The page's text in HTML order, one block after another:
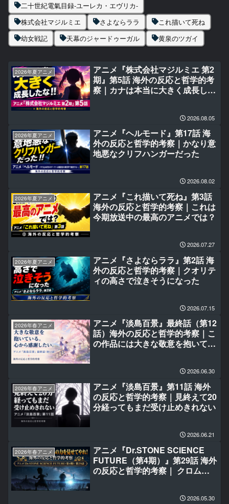
二十世紀電氣目録-ユーレカ・エヴリカ-
株式会社マジルミエ
さよならララ
これ描いて死ね
幼女戦記
天幕のジャードゥーガル 黄泉のツガイ
2026年夏アニメ
アニメ『株式会社マジルミエ 第2
期』第5話 海外の反応と哲学的考
察｜カナは本当に大きく成長した
2026.08.05
2026年夏アニメ
アニメ『ヘルモード』第17話 海
外の反応と哲学的考察｜かなり意
地悪なクリフハンガーだった
2026.08.02
2026年夏アニメ
アニメ『これ描いて死ね』第3話
海外の反応と哲学的考察｜これは
今期放送中の最高のアニメでは？
2026.07.27
2026年夏アニメ
アニメ『さよならララ』第2話 海
外の反応と哲学的考察｜クオリテ
ィの高さで泣きそうになった
2026.07.15
2026年春アニメ
アニメ『淡島百景』最終話（第12
話）海外の反応と哲学的考察｜こ
の作品には大きな敬意を抱いてい
2026.06.30
2026年春アニメ
アニメ『淡島百景』第11話 海外
の反応と哲学的考察｜見終えて20
分経ってもまだ受け止めきれない
2026.06.21
2026年春アニメ
アニメ『Dr.STONE SCIENCE
FUTURE（第4期）』第29話 海外
の反応と哲学的考察｜ クロム、
2026.05.30